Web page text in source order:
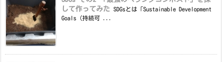
して作ってみた
SDGsとは「Sustainable Development
Goals（持続可 ...